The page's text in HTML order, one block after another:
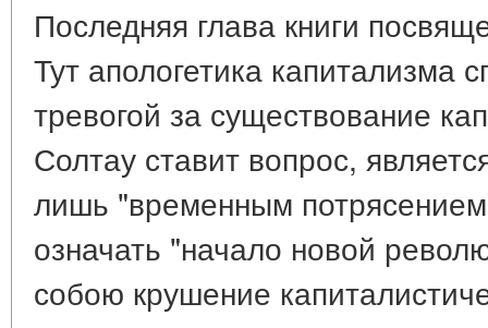
Последняя глава книги
Тут апологетика капитализма
тревогой за существование
Солтау ставит вопрос,
лишь "временным
означать "начало новой
собою крушение